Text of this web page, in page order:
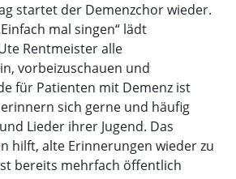
startet der Demenzchor wieder.
mal singen“ lädt
Rentmeister alle
vorbeizuschauen und
für Patienten mit Demenz ist
sich gerne und häufig
Lieder ihrer Jugend. Das
hilft, alte Erinnerungen wieder zu
bereits mehrfach öffentlich